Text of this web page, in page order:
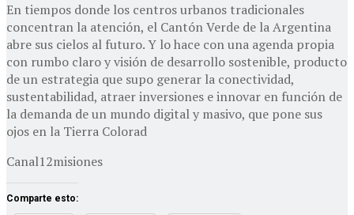
En tiempos donde los centros urbanos tradicionales
concentran la atención, el Cantón Verde de la Argentina
abre sus cielos al futuro. Y lo hace con una agenda propia
con rumbo claro y visión de desarrollo sostenible, producto
de un estrategia que supo generar la conectividad,
sustentabilidad, atraer inversiones e innovar en función de
la demanda de un mundo digital y masivo, que pone sus
ojos en la Tierra Colorad
Canal12misiones
Comparte esto: